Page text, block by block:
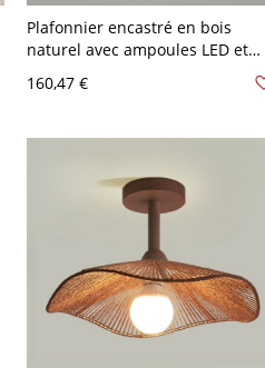
Plafonnier encastré en bois
naturel avec ampoules LED et
30,48 cm Blanc
160,47 €